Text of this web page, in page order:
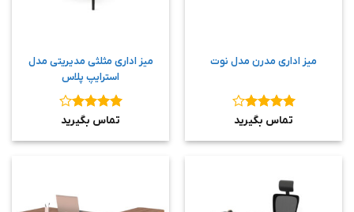
میز اداری مدرن مدل نوت
نمره ۴
تماس بگیرید
میز اداری مثلثی مدیریتی مدل
استرایپ پلاس
نمره ۴
تماس بگیرید